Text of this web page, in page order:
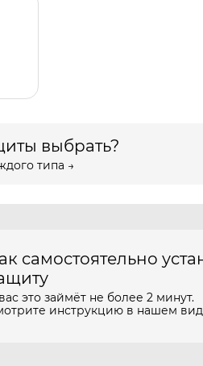
выбрать?
типа →
самостоятельно
это займёт не более 2 минут.
инструкцию в нашем